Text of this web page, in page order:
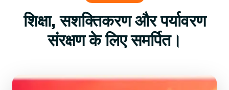
शिक्षा, सशक्तिकरण और पर्यावरण
संरक्षण के लिए समर्पित।